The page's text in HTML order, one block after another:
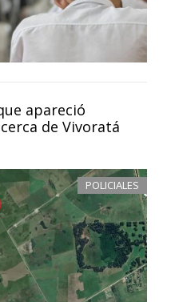
apareció
de Vivoratá
POLICIALES